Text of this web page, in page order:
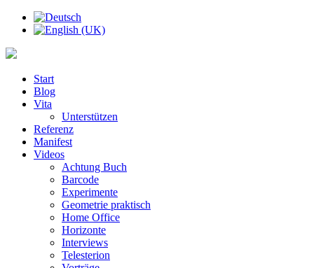
Start
Blog
Vita
Unterstützen
Referenz
Manifest
Videos
Achtung Buch
Barcode
Experimente
Geometrie praktisch
Home Office
Horizonte
Interviews
Telesterion